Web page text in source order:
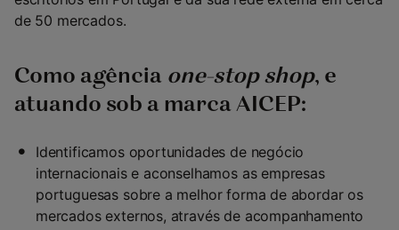
de 50 mercados.
Como agência one-stop shop, e
atuando sob a marca AICEP:
Identificamos oportunidades de negócio
internacionais e aconselhamos as empresas
portuguesas sobre a melhor forma de abordar os
mercados externos, através de acompanhamento